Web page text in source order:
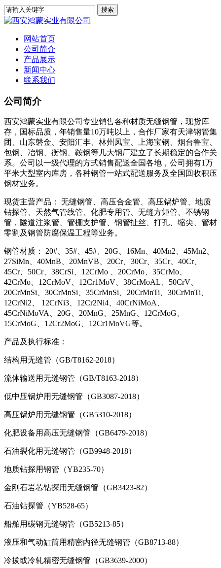
网站首页
公司简介
产品展示
新闻中心
联系我们
公司简介
西安鸿蒙实业有限公司专业销售各种材质无缝钢管，现货库
存，国标品质，年销售量10万吨以上，合作厂家有天津钢管集
团、山东磐金、安阳汇丰、林州凤宝、上海宝钢、烟台鲁宝、
包钢、冶钢、衡钢、鞍钢等几大钢厂建立了长期稳定的合作关
系。公司以一级代理的方式销售配送全国各地，公司拥有1万
平米大型室内库房，各种钢管一站式配送服务及全国回收积压
钢材业务。
现货主营产品： 无缝钢管、高压合金管、高压锅炉管、地质
钻探管、天然气管线管、化肥专用管、无缝方矩管、不锈钢
管，隧道注浆管、管棚支护管、钢管扯丝、打孔、缩尖、管材
零割及钢管防腐保温工程等业务。
钢管材质： 20#、35#、45#、20G、16Mn、40Mn2、45Mn2、
27SiMn、40MnB、20MnVB、20Cr、30Cr、35Cr、40Cr、
45Cr、50Cr、38CrSi、12CrMo 、20CrMo、35CrMo、
42CrMo、12CrMoV、12Cr1MoV、38CrMoAL、50CrV、
20CrMnSi、30CrMnSi、35CrMnSi、20CrMnTi、30CrMnTi、
12CrNi2、 12CrNi3、12Cr2Ni4、40CrNiMoA、
45CrNiMoVA、20G、20MnG、25MnG、12CrMoG、
15CrMoG、12Cr2MoG、12Cr1MoVG等。
产品及执行标准：
结构用无缝管（GB/T8162-2018）
流体输送用无缝钢管（GB/T8163-2018）
低中压锅炉用无缝钢管（GB3087-2018）
高压锅炉用无缝钢管（GB5310-2018）
化肥设备用高压无缝钢管（GB6479-2018）
石油裂化用无缝钢管（GB9948-2018）
地质钻探用钢管（YB235-70）
金刚石岩芯钻探用无缝钢管（GB3423-82）
石油钻探管（YB528-65）
船舶用碳钢无缝钢管（GB5213-85）
液压和气动缸筒用精密内径无缝钢管（GB8713-88）
冷拔或冷轧精密无缝钢管（GB3639-2000）